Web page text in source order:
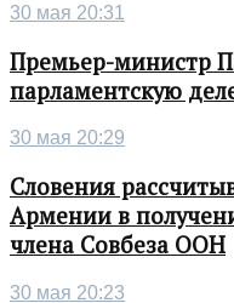
30 мая 20:31
Премьер-министр
парламентскую
30 мая 20:29
Словения
Армении в
члена Совбеза ООН
30 мая 20:23